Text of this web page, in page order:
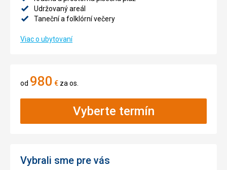
Udržovaný areál
Taneční a folklórní večery
Viac o ubytovaní
od 980 € za os.
Vyberte termín
Vybrali sme pre vás